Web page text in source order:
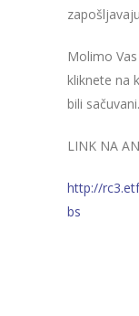
Molimo
kliknete na
bili sačuvani.
LINK NA
http://
bs